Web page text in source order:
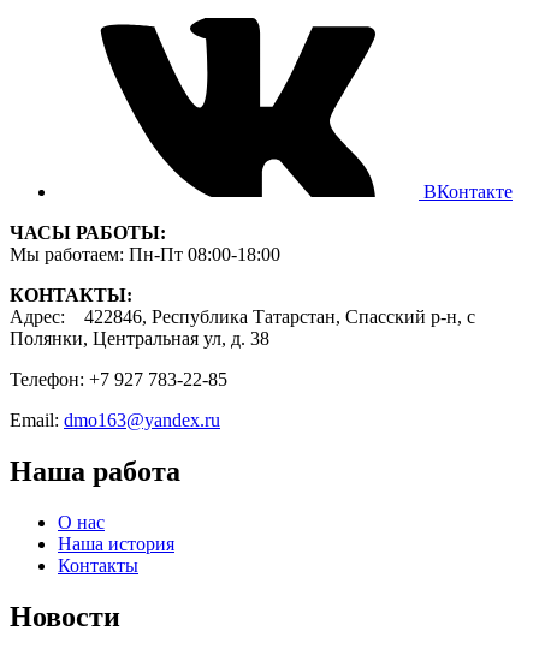
ВКонтакте
ЧАСЫ РАБОТЫ:
Мы работаем: Пн-Пт 08:00-18:00
КОНТАКТЫ:
Адрес: 422846, Республика Татарстан, Спасский р-н, с
Полянки, Центральная ул, д. 38
Телефон: +7 927 783-22-85
Email: dmo163@yandex.ru
Наша работа
О нас
Наша история
Контакты
Новости